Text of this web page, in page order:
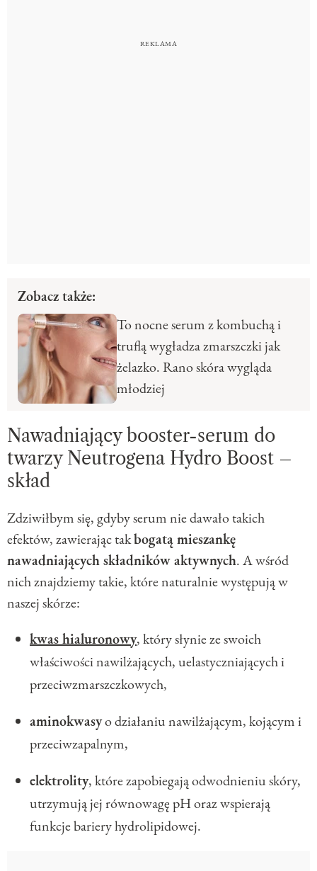
Zobacz także:
To nocne serum z kombuchą i
truflą wygładza zmarszczki jak
żelazko. Rano skóra wygląda
młodziej
Nawadniający booster-serum do
twarzy Neutrogena Hydro Boost –
skład
Zdziwiłbym się, gdyby serum nie dawało takich
efektów, zawierając takbogatą mieszankę
nawadniających składników aktywnych. A wśród
nich znajdziemy takie, które naturalnie występują w
naszej skórze:
kwas hialuronowy, który słynie ze swoich
właściwości nawilżających, uelastyczniających i
przeciwzmarszczkowych,
aminokwasyo działaniu nawilżającym, kojącym i
przeciwzapalnym,
elektrolity, które zapobiegają odwodnieniu skóry,
utrzymują jej równowagę pH oraz wspierają
funkcje bariery hydrolipidowej.